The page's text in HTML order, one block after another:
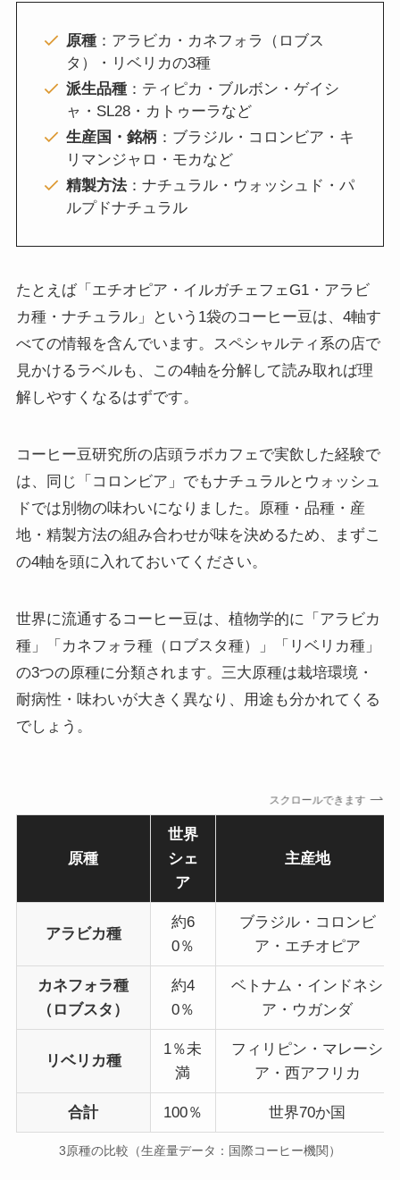
原種 ：アラビカ・カネフォラ（ロブス
タ）・リベリカの3種
派生品種 ：ティピカ・ブルボン・ゲイシ
ャ・SL28・カトゥーラなど
生産国・銘柄 ：ブラジル・コロンビア・キ
リマンジャロ・モカなど
精製方法 ：ナチュラル・ウォッシュド・パ
ルプドナチュラル
たとえば「エチオピア・イルガチェフェG1・アラビ
カ種・ナチュラル」という1袋のコーヒー豆は、4軸す
べての情報を含んでいます。スペシャルティ系の店で
見かけるラベルも、この4軸を分解して読み取れば理
解しやすくなるはずです。
コーヒー豆研究所の店頭ラボカフェで実飲した経験で
は、同じ「コロンビア」でもナチュラルとウォッシュ
ドでは別物の味わいになりました。原種・品種・産
地・精製方法の組み合わせが味を決めるため、まずこ
の4軸を頭に入れておいてください。
世界に流通するコーヒー豆は、植物学的に「アラビカ
種」「カネフォラ種（ロブスタ種）」「リベリカ種」
の3つの原種に分類されます。三大原種は栽培環境・
耐病性・味わいが大きく異なり、用途も分かれてくる
でしょう。
スクロールできます
原種
世界
シェ
ア
主産地
アラビカ種
約6
0％
ブラジル・コロンビ
ア・エチオピア
カネフォラ種
（ロブスタ）
約4
0％
ベトナム・インドネシ
ア・ウガンダ
リベリカ種
1％未
満
フィリピン・マレーシ
ア・西アフリカ
合計 100％ 世界70か国
3原種の比較（生産量データ：国際コーヒー機関）